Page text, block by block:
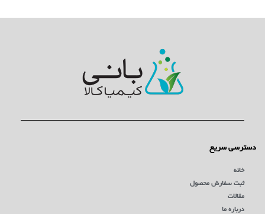
دسترسی سریع
خانه
ثبت سفارش محصول
مقالات
درباره ما